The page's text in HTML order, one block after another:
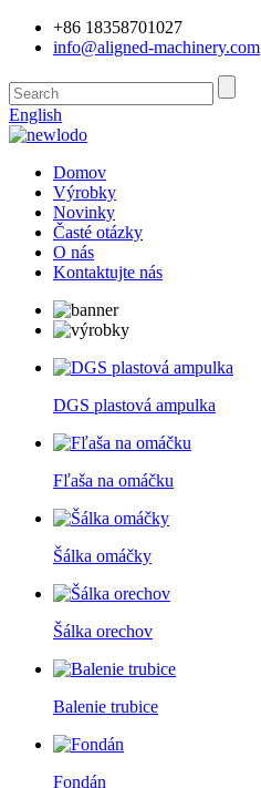
+86 18358701027
info@aligned-machinery.com
English
Domov
Výrobky
Novinky
Časté otázky
O nás
Kontaktujte nás
DGS plastová ampulka
Fľaša na omáčku
Šálka ​​omáčky
Šálka ​​orechov
Balenie trubice
Fondán